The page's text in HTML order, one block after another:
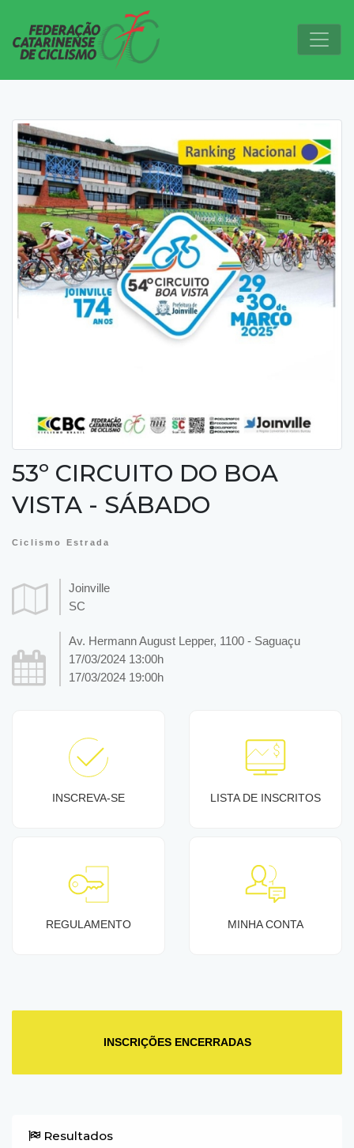
53º CIRCUITO DO BOA
VISTA - SÁBADO
Ciclismo Estrada
Joinville
SC
Av. Hermann August Lepper, 1100 - Saguaçu
17/03/2024 13:00h
17/03/2024 19:00h
INSCREVA-SE LISTA DE INSCRITOS
REGULAMENTO MINHA CONTA
INSCRIÇÕES ENCERRADAS
Resultados